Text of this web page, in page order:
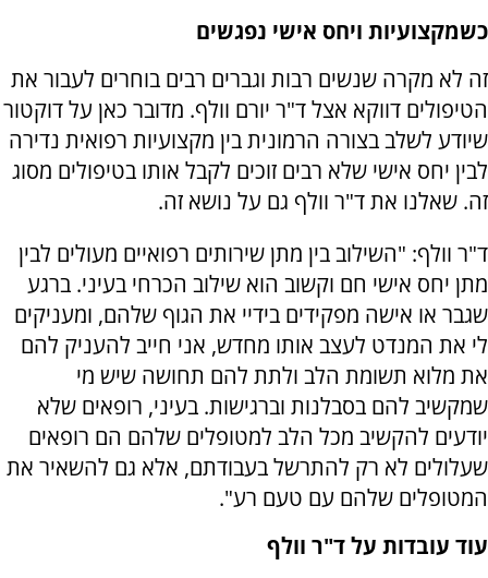
כשמקצועיות ויחס אישי נפגשים
זה לא מקרה שנשים רבות וגברים רבים בוחרים לעבור את
הטיפולים דווקא אצל ד"ר יורם וולף. מדובר כאן על דוקטור
שיודע לשלב בצורה הרמונית בין מקצועיות רפואית נדירה
לבין יחס אישי שלא רבים זוכים לקבל אותו בטיפולים מסוג
זה. שאלנו את ד"ר וולף גם על נושא זה.
ד"ר וולף: "השילוב בין מתן שירותים רפואיים מעולים לבין
מתן יחס אישי חם וקשוב הוא שילוב הכרחי בעיני. ברגע
שגבר או אישה מפקידים בידיי את הגוף שלהם, ומעניקים
לי את המנדט לעצב אותו מחדש, אני חייב להעניק להם
את מלוא תשומת הלב ולתת להם תחושה שיש מי
שמקשיב להם בסבלנות וברגישות. בעיני, רופאים שלא
יודעים להקשיב מכל הלב למטופלים שלהם הם רופאים
שעלולים לא רק להתרשל בעבודתם, אלא גם להשאיר את
המטופלים שלהם עם טעם רע".
עוד עובדות על ד"ר וולף